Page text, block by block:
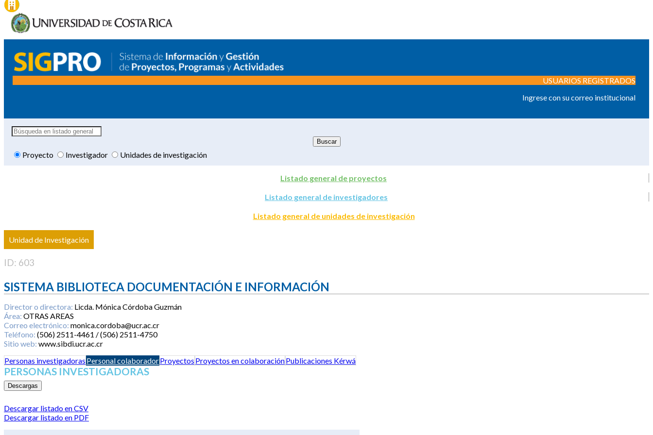
USUARIOS REGISTRADOS
Ingrese con su correo institucional
Proyecto Investigador Unidades de investigación
Listado general de proyectos
Listado general de investigadores
Listado general de unidades de investigación
Unidad de Investigación
ID: 603
SISTEMA BIBLIOTECA DOCUMENTACIÓN E INFORMACIÓN
Director o directora: Licda. Mónica Córdoba Guzmán
Área: OTRAS AREAS
Correo electrónico: monica.cordoba@ucr.ac.cr
Teléfono: (506) 2511-4461 / (506) 2511-4750
Sitio web: www.sibdi.ucr.ac.cr
Personas investigadoras Personal colaboradorProyectos Proyectos en colaboraciónPublicaciones Kérwá
PERSONAS INVESTIGADORAS
Descargas
Descargar listado en CSV
Descargar listado en PDF